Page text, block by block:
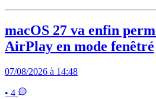
macOS 27 va enfin
AirPlay en mode fenêtré
07/08/2026 à 14:48
• 4